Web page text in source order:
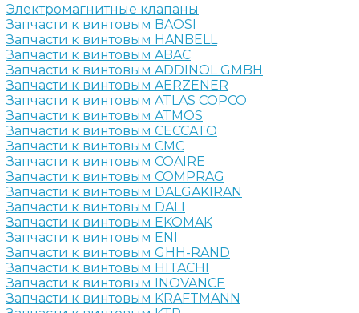
Электромагнитные клапаны
Запчасти к винтовым BAOSI
Запчасти к винтовым HANBELL
Запчасти к винтовым ABAC
Запчасти к винтовым ADDINOL GMBH
Запчасти к винтовым AERZENER
Запчасти к винтовым ATLAS COPCO
Запчасти к винтовым ATMOS
Запчасти к винтовым CECCATO
Запчасти к винтовым CMC
Запчасти к винтовым COAIRE
Запчасти к винтовым COMPRAG
Запчасти к винтовым DALGAKIRAN
Запчасти к винтовым DALI
Запчасти к винтовым EKOMAK
Запчасти к винтовым ENI
Запчасти к винтовым GHH-RAND
Запчасти к винтовым HITACHI
Запчасти к винтовым INOVANCE
Запчасти к винтовым KRAFTMANN